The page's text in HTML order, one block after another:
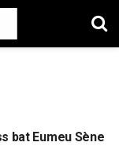
bat Eumeu Sène